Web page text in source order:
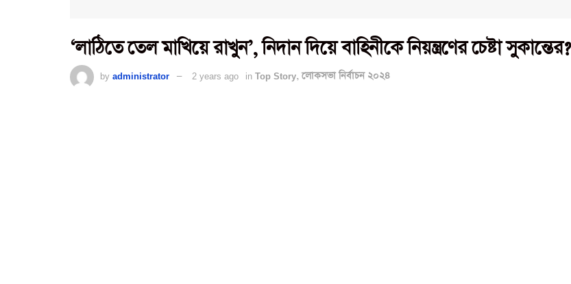
‘লাঠিতে তেল মাখিয়ে রাখুন’, নিদান দিয়ে বাহিনীকে নিয়ন্ত্রণের চেষ্টা সুকান্তের?
by administrator 2 years ago in Top Story, লোকসভা নির্বাচন ২০২৪